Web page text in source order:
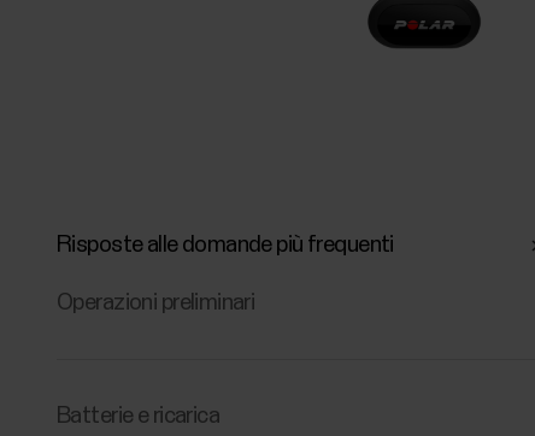
Risposte alle domande più frequenti
Operazioni preliminari
Batterie e ricarica